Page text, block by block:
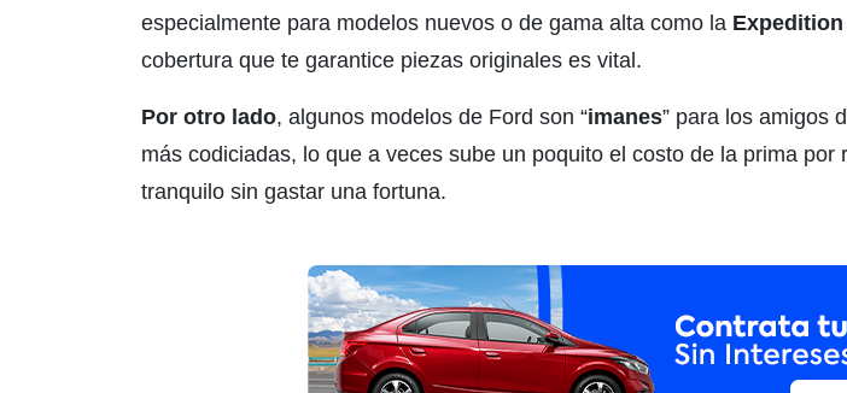
especialmente para modelos nuevos o de gama alta como la Expedition
cobertura que te garantice piezas originales es vital.
Por otro lado, algunos modelos de Ford son “imanes” para los amigos
más codiciadas, lo que a veces sube un poquito el costo de la prima por
tranquilo sin gastar una fortuna.